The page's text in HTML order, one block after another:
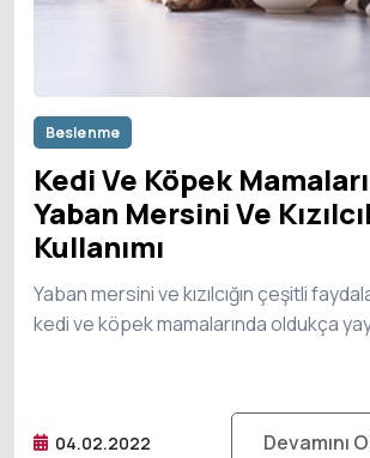
Beslenme
Kedi Ve Köpek
Yaban Mersini Ve
Kullanımı
Yaban mersini ve kızılcığın çeşitli
kedi ve köpek mamalarında oldukça
04.02.2022 Devamını